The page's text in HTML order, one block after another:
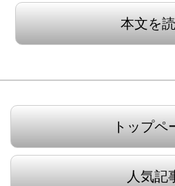
本文を
トップペ
人気記